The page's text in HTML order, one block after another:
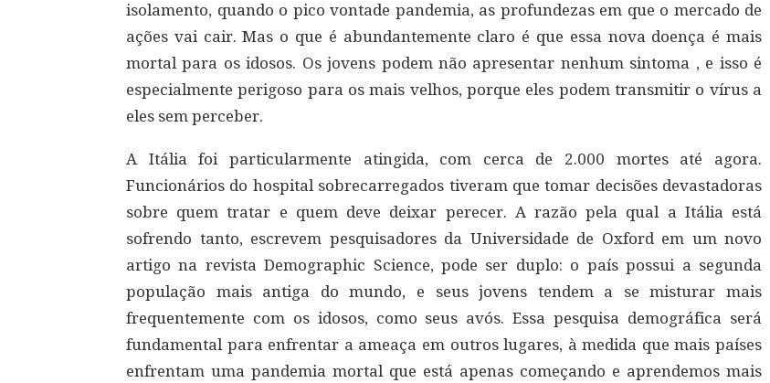
isolamento, quando o pico vontade pandemia, as profundezas em que o mercado de
ações vai cair. Mas o que é abundantemente claro é que essa nova doença é mais
mortal para os idosos. Os jovens podem não apresentar nenhum sintoma , e isso é
especialmente perigoso para os mais velhos, porque eles podem transmitir o vírus a
eles sem perceber.
A Itália foi particularmente atingida, com cerca de 2.000 mortes até agora.
Funcionários do hospital sobrecarregados tiveram que tomar decisões devastadoras
sobre quem tratar e quem deve deixar perecer. A razão pela qual a Itália está
sofrendo tanto, escrevem pesquisadores da Universidade de Oxford em um novo
artigo na revista Demographic Science, pode ser duplo: o país possui a segunda
população mais antiga do mundo, e seus jovens tendem a se misturar mais
frequentemente com os idosos, como seus avós. Essa pesquisa demográfica será
fundamental para enfrentar a ameaça em outros lugares, à medida que mais países
enfrentam uma pandemia mortal que está apenas começando e aprendemos mais